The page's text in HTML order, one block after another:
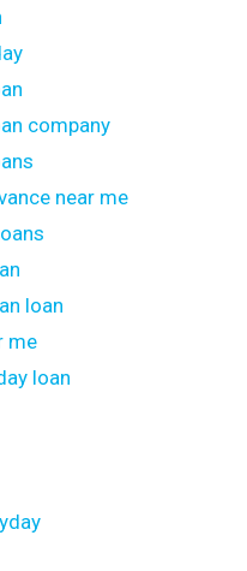
company
near me
loan
me
loan